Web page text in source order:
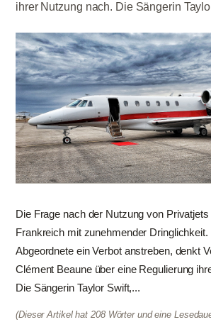
ihrer Nutzung nach. Die Sängerin
Die Frage nach der Nutzung von
Frankreich mit zunehmender
Abgeordnete ein Verbot anstreben, denkt
Clément Beaune über eine Regulierung
Die Sängerin Taylor Swift,...
(Dieser Artikel hat 208 Wörter und eine